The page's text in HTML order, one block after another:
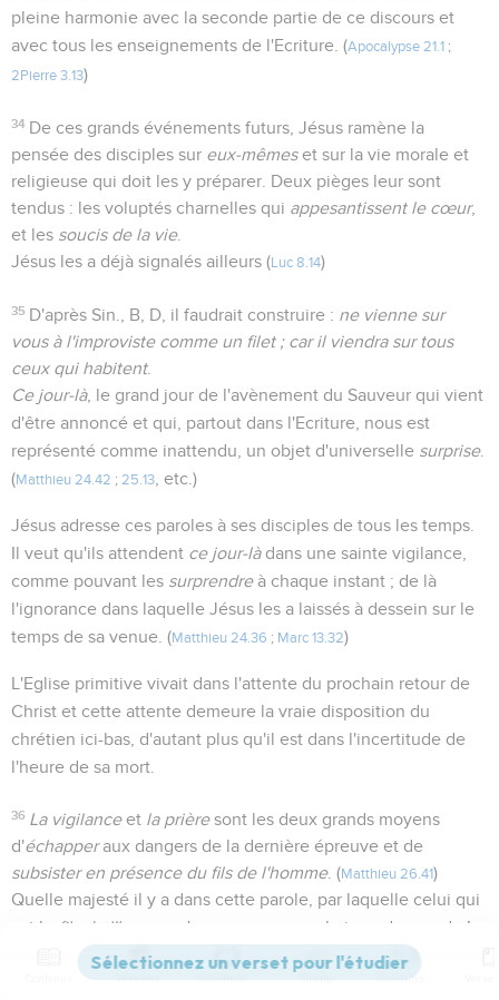
pleine harmonie avec la seconde partie de ce discours et
avec tous les enseignements de l'Ecriture. (Apocalypse 21.1 ;
2Pierre 3.13)
34 De ces grands événements futurs, Jésus ramène la
pensée des disciples sur eux-mêmeset sur la vie morale et
religieuse qui doit les y préparer. Deux pièges leur sont
tendus : les voluptés charnelles qui appesantissent le cœur,
et les soucis de la vie.
Jésus les a déjà signalés ailleurs ( Luc 8.14)
35 D'après Sin., B, D, il faudrait construire : ne vienne sur
vous à l'improviste comme un filet ; car il viendra sur tous
ceux qui habitent.
Ce jour-là, le grand jour de l'avènement du Sauveur qui vient
d'être annoncé et qui, partout dans l'Ecriture, nous est
représenté comme inattendu, un objet d'universelle surprise.
(Matthieu 24.42 ; 25.13 , etc.)
Jésus adresse ces paroles à ses disciples de tous les temps.
Il veut qu'ils attendent ce jour-làdans une sainte vigilance,
comme pouvant les surprendreà chaque instant ; de là
l'ignorance dans laquelle Jésus les a laissés à dessein sur le
temps de sa venue. (Matthieu 24.36 ; Marc 13.32)
L'Eglise primitive vivait dans l'attente du prochain retour de
Christ et cette attente demeure la vraie disposition du
chrétien ici-bas, d'autant plus qu'il est dans l'incertitude de
l'heure de sa mort.
36 La vigilanceet la prièresont les deux grands moyens
d'échapperaux dangers de la dernière épreuve et de
subsister en présence du fils de l'homme. (Matthieu 26.41)
Quelle majesté il y a dans cette parole, par laquelle celui qui
est le
fils de l'homme s'annonce comme le juge du monde !
- Selon le texte reçu, A, C, D, l'Itala, la version syriaque, il
Versions Commentaires Strong